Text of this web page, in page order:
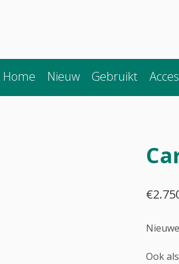
Home Nieuw Gebruikt
€
Ook